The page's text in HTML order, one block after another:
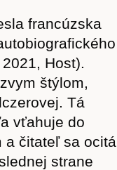
francúzska
Host).
štýlom,
Tá
vťahuje do
a čitateľ sa ocitá
strane